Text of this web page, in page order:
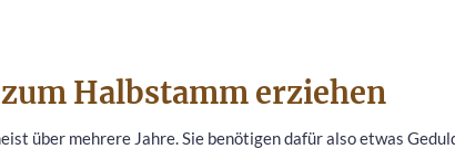
Halbstamm erziehen
über mehrere Jahre. Sie benötigen dafür also etwas